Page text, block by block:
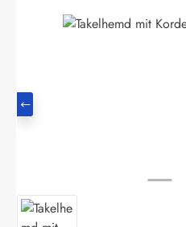
Bildergalerie überspringen